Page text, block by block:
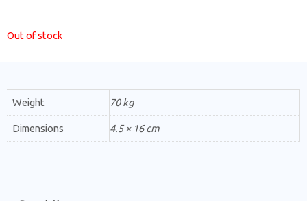
Out of stock
Weight 70 kg
Dimensions 4.5 × 16 cm